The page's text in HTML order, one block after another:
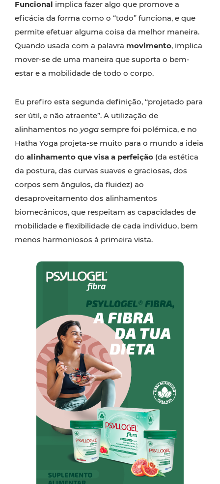
Funcional implica fazer algo que promove a
eficácia da forma como o “todo” funciona, e que
permite efetuar alguma coisa da melhor maneira.
Quando usada com a palavra movimento, implica
mover-se de uma maneira que suporta o bem-
estar e a mobilidade de todo o corpo.
Eu prefiro esta segunda definição, “projetado para
ser útil, e não atraente”. A utilização de
alinhamentos no yoga sempre foi polémica, e no
Hatha Yoga projeta-se muito para o mundo a ideia
do alinhamento que visa a perfeição (da estética
da postura, das curvas suaves e graciosas, dos
corpos sem ângulos, da fluidez) ao
desaproveitamento dos alinhamentos
biomecânicos, que respeitam as capacidades de
mobilidade e flexibilidade de cada individuo, bem
menos harmoniosos à primeira vista.